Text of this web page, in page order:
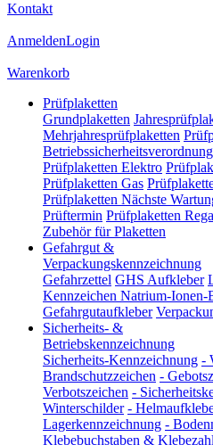
Kontakt
AnmeldenLogin
Warenkorb
Prüfplaketten
Grundplaketten
Mehrjahresprüfplaketten
Betriebssicherheitsverordnung
Prüfplaketten Elektro
Prüfplaketten Gas
Prüfplaketten Nächste
Prüftermin Prüfplaketten
Zubehör für Plaketten
Gefahrgut &
Verpackungskennzeichnung
Gefahrzettel GHS Aufkleber
Kennzeichen Natrium-Ionen-
Gefahrgutaufkleber
Sicherheits- &
Betriebskennzeichnung
Sicherheits-Kennzeichnung -
Brandschutzzeichen -
Verbotszeichen -
Winterschilder -
Lagerkennzeichnung -
Klebebuchstaben &